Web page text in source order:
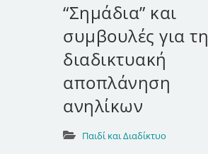
“Σημάδια” και
συμβουλές για τη
διαδικτυακή
αποπλάνηση
ανηλίκων
Παιδί και Διαδίκτυο